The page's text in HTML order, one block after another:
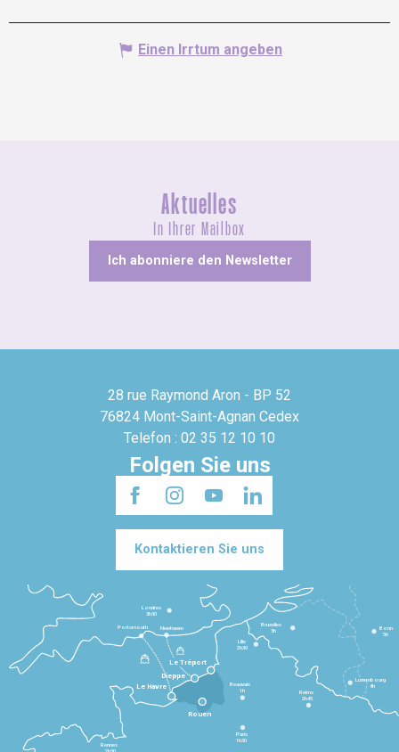
Einen Irrtum angeben
Aktuelles
In Ihrer Mailbox
Ich abonniere den Newsletter
28 rue Raymond Aron - BP 52
76824 Mont-Saint-Agnan Cedex
Telefon : 02 35 12 10 10
Folgen Sie uns
Kontaktieren Sie uns
Le Havre
Dieppe
Le Tréport
Rennes
Paris
1h30
Beauvais
1h
Reims
2h45
Lille
2h30
Bruxelles
3h
Londres
3h30
Newhaven
Portsmouth
Bonn
5h
Luxembourg
4h
Rouen